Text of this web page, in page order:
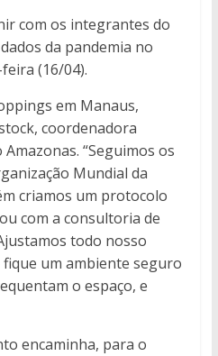
com os integrantes do
da pandemia no
(16/04).
em Manaus,
coordenadora
“Seguimos os
Mundial da
criamos um protocolo
com a consultoria de
todo nosso
um ambiente seguro
o espaço, e
encaminha, para o